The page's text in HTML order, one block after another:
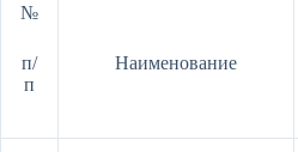
№
п/
п
Наименование